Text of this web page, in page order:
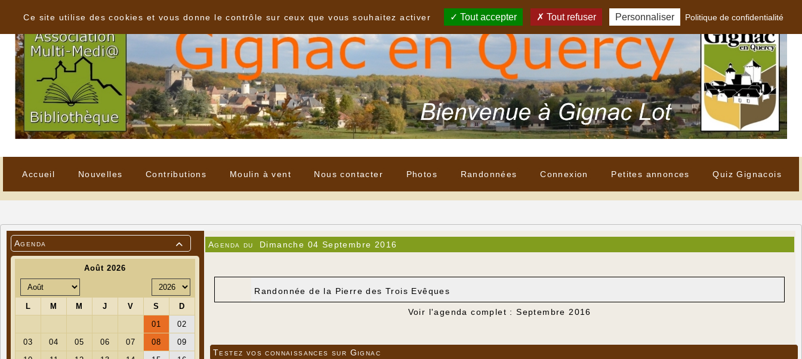
Accueil Nouvelles Contributions Moulin à vent Nous contacter Photos Randonnées Connexion Petites annonces Quiz Gignacois

Agenda Agenda du Dimanche 04 Septembre 2016
Randonnée de la Pierre des Trois Evêques
Voir l'agenda complet : Septembre 2016
Testez vos connaissances sur Gignac
Ce site utilise des cookies et vous donne le contrôle sur ceux que vous souhaitez activer
Tout accepter Tout refuser Personnaliser Politique de confidentialité